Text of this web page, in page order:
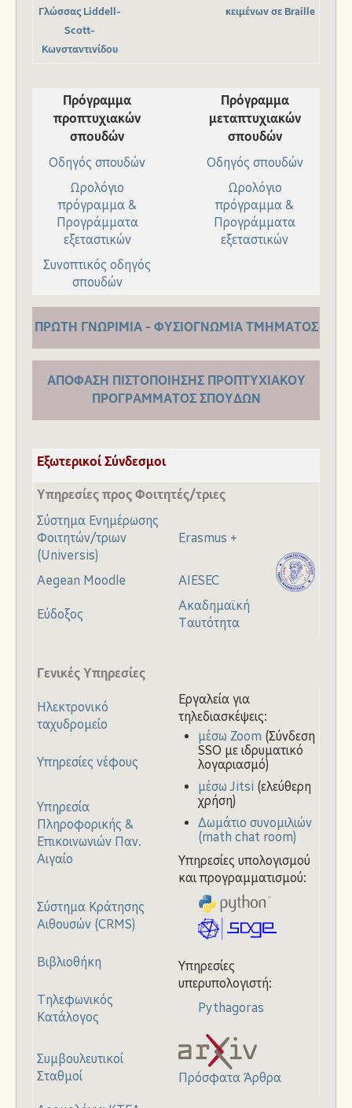
Γλώσσας Liddell-
Scott-
Κωνσταντινίδου
κειμένων σε Braille
Πρόγραμμα
προπτυχιακών
σπουδών
Πρόγραμμα
μεταπτυχιακών
σπουδών
Οδηγός σπουδών
Οδηγός σπουδών
Ωρολόγιο
πρόγραμμα &
Προγράμματα
εξεταστικών
Ωρολόγιο
πρόγραμμα &
Προγράμματα
εξεταστικών
Συνοπτικός οδηγός
σπουδών
ΠΡΩΤΗ ΓΝΩΡΙΜΙΑ - ΦΥΣΙΟΓΝΩΜΙΑ ΤΜΗΜΑΤΟΣ
ΑΠΟΦΑΣΗ ΠΙΣΤΟΠΟΙΗΣΗΣ ΠΡΟΠΤΥΧΙΑΚΟΥ
ΠΡΟΓΡΑΜΜΑΤΟΣ ΣΠΟΥΔΩΝ
Εξωτερικοί Σύνδεσμοι
Υπηρεσίες προς Φοιτητές/τριες
Σύστημα Ενημέρωσης
Φοιτητών/τριων
(Universis)
Erasmus +
Aegean Moodle AIESEC
Εύδοξος
Ακαδημαϊκή
Ταυτότητα
Γενικές Υπηρεσίες
Ηλεκτρονικό
ταχυδρομείο
Εργαλεία για
τηλεδιασκέψεις:
μέσω Zoom (Σύνδεση
SSO με ιδρυματικό
λογαριασμό)
μέσω Jitsi (ελεύθερη
χρήση)
Δωμάτιο συνομιλιών
(math chat room)
Υπηρεσίες υπολογισμού
και προγραμματισμού:
Υπηρεσίες
υπερυπολογιστή:
Pythagoras
Πρόσφατα Άρθρα
Υπηρεσίες νέφους
Υπηρεσία
Πληροφορικής &
Επικοινωνιών Παν.
Αιγαίο
Σύστημα Κράτησης
Αιθουσών (CRMS)
Βιβλιοθήκη
Τηλεφωνικός
Κατάλογος
Συμβουλευτικοί
Σταθμοί